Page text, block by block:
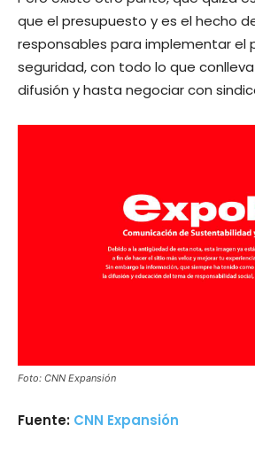
que el presupuesto y es el hecho
responsables para implementar el
seguridad, con todo lo que
difusión y hasta negociar con
Foto: CNN Expansión
Fuente: CNN Expansión